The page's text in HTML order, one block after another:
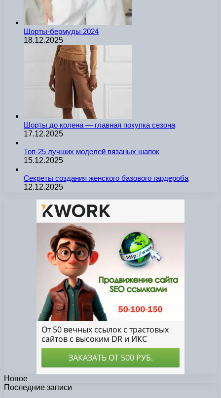
Шорты-бермуды 2024
18.12.2025
Шорты до колена — главная покупка сезона
17.12.2025
Топ-25 лучших моделей вязаных шапок
15.12.2025
Секреты создания женского базового гардероба
12.12.2025
Новое
Последние записи